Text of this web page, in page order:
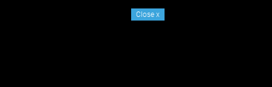
Close x